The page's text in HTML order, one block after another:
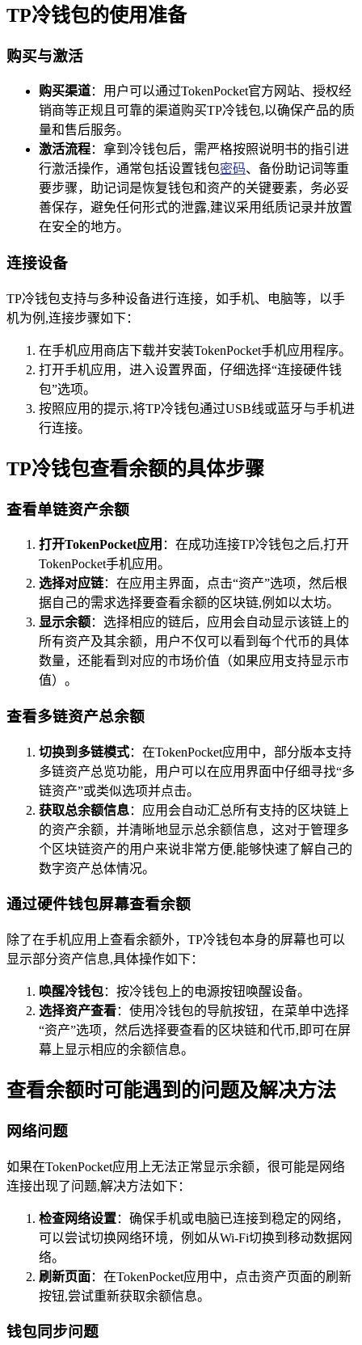
TP冷钱包的使用准备
购买与激活
购买渠道：用户可以通过TokenPocket官方网站、授权经
销商等正规且可靠的渠道购买TP冷钱包,以确保产品的质
量和售后服务。
激活流程：拿到冷钱包后，需严格按照说明书的指引进
行激活操作，通常包括设置钱包密码、备份助记词等重
要步骤，助记词是恢复钱包和资产的关键要素，务必妥
善保存，避免任何形式的泄露,建议采用纸质记录并放置
在安全的地方。
连接设备
TP冷钱包支持与多种设备进行连接，如手机、电脑等，以手
机为例,连接步骤如下：
在手机应用商店下载并安装TokenPocket手机应用程序。
打开手机应用，进入设置界面，仔细选择“连接硬件钱
包”选项。
按照应用的提示,将TP冷钱包通过USB线或蓝牙与手机进
行连接。
TP冷钱包查看余额的具体步骤
查看单链资产余额
打开TokenPocket应用 ：在成功连接TP冷钱包之后,打开
TokenPocket手机应用。
选择对应链：在应用主界面，点击“资产”选项，然后根
据自己的需求选择要查看余额的区块链,例如以太坊。
显示余额：选择相应的链后，应用会自动显示该链上的
所有资产及其余额，用户不仅可以看到每个代币的具体
数量，还能看到对应的市场价值（如果应用支持显示市
值）。
查看多链资产总余额
切换到多链模式：在TokenPocket应用中，部分版本支持
多链资产总览功能，用户可以在应用界面中仔细寻找“多
链资产”或类似选项并点击。
获取总余额信息：应用会自动汇总所有支持的区块链上
的资产余额，并清晰地显示总余额信息，这对于管理多
个区块链资产的用户来说非常方便,能够快速了解自己的
数字资产总体情况。
通过硬件钱包屏幕查看余额
除了在手机应用上查看余额外，TP冷钱包本身的屏幕也可以
显示部分资产信息,具体操作如下：
唤醒冷钱包：按冷钱包上的电源按钮唤醒设备。
选择资产查看：使用冷钱包的导航按钮，在菜单中选择
“资产”选项，然后选择要查看的区块链和代币,即可在屏
幕上显示相应的余额信息。
查看余额时可能遇到的问题及解决方法
网络问题
如果在TokenPocket应用上无法正常显示余额，很可能是网络
连接出现了问题,解决方法如下：
检查网络设置：确保手机或电脑已连接到稳定的网络，
可以尝试切换网络环境，例如从Wi-Fi切换到移动数据网
络。
刷新页面：在TokenPocket应用中，点击资产页面的刷新
按钮,尝试重新获取余额信息。
钱包同步问题